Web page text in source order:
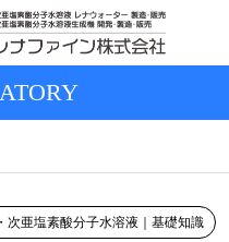
次亜塩素酸分子水溶液｜基礎知識